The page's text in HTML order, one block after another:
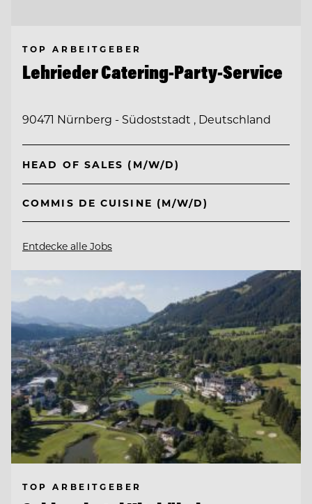
TOP ARBEITGEBER
Lehrieder Catering-Party-Service
90471 Nürnberg - Südoststadt , Deutschland
HEAD OF SALES (M/W/D)
COMMIS DE CUISINE (M/W/D)
Entdecke alle Jobs
TOP ARBEITGEBER